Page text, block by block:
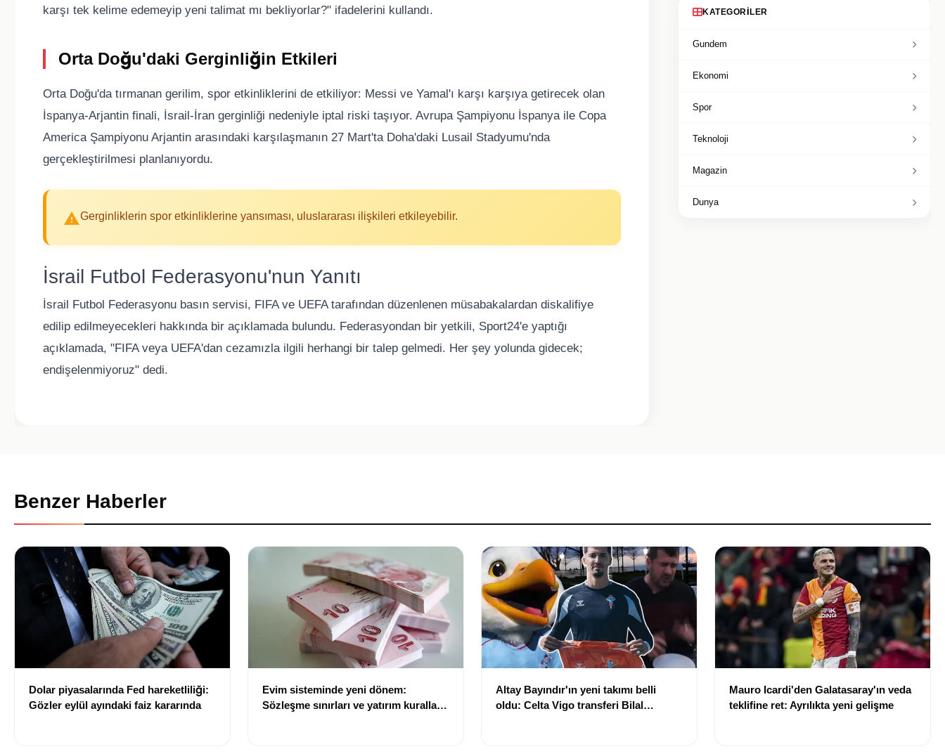
karşı tek kelime edemeyip yeni talimat mı bekliyorlar?" ifadelerini kullandı.
Orta Doğu'daki Gerginliğin Etkileri
Orta Doğu'da tırmanan gerilim, spor etkinliklerini de etkiliyor: Messi ve Yamal'ı karşı karşıya getirecek olan
İspanya-Arjantin finali, İsrail-İran gerginliği nedeniyle iptal riski taşıyor. Avrupa Şampiyonu İspanya ile Copa
America Şampiyonu Arjantin arasındaki karşılaşmanın 27 Mart'ta Doha'daki Lusail Stadyumu'nda
gerçekleştirilmesi planlanıyordu.
Gerginliklerin spor etkinliklerine yansıması, uluslararası ilişkileri etkileyebilir.
İsrail Futbol Federasyonu'nun Yanıtı
İsrail Futbol Federasyonu basın servisi, FIFA ve UEFA tarafından düzenlenen müsabakalardan diskalifiye
edilip edilmeyecekleri hakkında bir açıklamada bulundu. Federasyondan bir yetkili, Sport24'e yaptığı
açıklamada, "FIFA veya UEFA'dan cezamızla ilgili herhangi bir talep gelmedi. Her şey yolunda gidecek;
endişelenmiyoruz" dedi.
KATEGORILER
Gundem
Ekonomi
Spor
Teknoloji
Magazin
Dunya
Benzer Haberler
Dolar piyasalarında Fed hareketliliği:
Gözler eylül ayındaki faiz kararında
Evim sisteminde yeni dönem:
Sözleşme sınırları ve yatırım kuralları
Altay Bayındır'ın yeni takımı belli
oldu: Celta Vigo transferi Bilal
Mauro Icardi'den Galatasaray'ın veda
teklifine ret: Ayrılıkta yeni gelişme